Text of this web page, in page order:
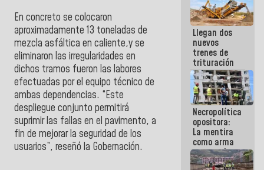
En concreto se colocaron
aproximadamente 13 toneladas de
mezcla asfáltica en caliente,y se
eliminaron las irregularidades en
dichos tramos fueron las labores
efectuadas por el equipo técnico de
ambas dependencias. “Este
despliegue conjunto permitirá
suprimir las fallas en el pavimento, a
fin de mejorar la seguridad de los
usuarios”, reseñó la Gobernación.
que escribes
porque lo
que haces
es
embarrarla
Llegan dos
nuevos
trenes de
trituración
para
optimizar
manejo de
escombros
en La Guaira
Necropolítica
opositora:
La mentira
como arma
contra el
Pueblo